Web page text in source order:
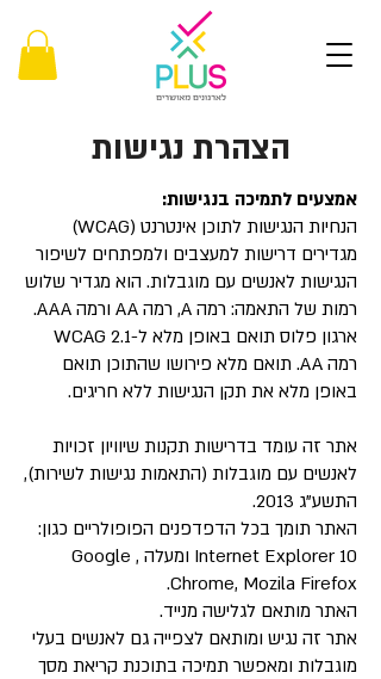
הצהרת נגישות
אמצעים לתמיכה בנגישות:
הנחיות הנגישות לתוכן אינטרנט (WCAG)
מגדירים דרישות למעצבים ולמפתחים לשיפור
הנגישות לאנשים עם מוגבלות. הוא מגדיר שלוש
רמות של התאמה: רמה A, רמה AA ורמה AAA.
ארגון פלוס תואם באופן מלא ל-WCAG 2.1
רמה AA. תואם מלא פירושו שהתוכן תואם
באופן מלא את תקן הנגישות ללא חריגים.
אתר זה עומד בדרישות תקנות שיוויון זכויות
לאנשים עם מוגבלות (התאמות נגישות לשירות),
התשע"ג 2013.
האתר תומך בכל הדפדפנים הפופולריים כגון:
Internet Explorer 10 ומעלה , Google
Chrome, Mozila Firefox.
האתר מותאם לגלישה מנייד.
אתר זה נגיש ומותאם לצפייה גם לאנשים בעלי
מוגבלות ומאפשר תמיכה בתוכנת קריאת מסך